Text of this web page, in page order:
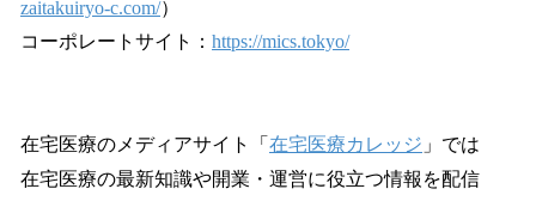
zaitakuiryo-c.com/）
コーポレートサイト： https://mics.tokyo/
在宅医療のメディアサイト「 在宅医療カレッジ 」では
在宅医療の最新知識や開業・運営に役立つ情報を配信